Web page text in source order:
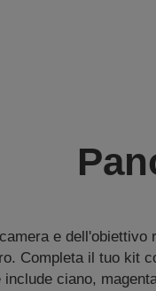
e
Completa il tuo kit
ciano,